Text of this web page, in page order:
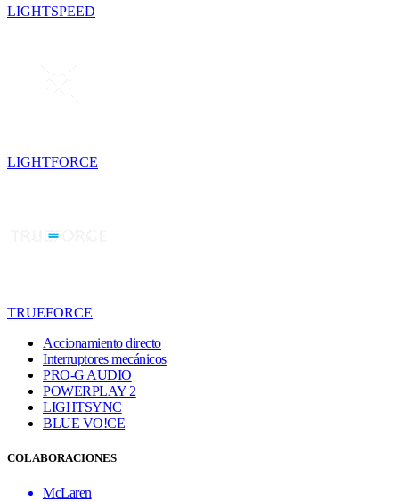
LIGHTSPEED
LIGHTFORCE
TRUEFORCE
Accionamiento directo
Interruptores mecánicos
PRO-G AUDIO
POWERPLAY 2
LIGHTSYNC
BLUE VO!CE
COLABORACIONES
McLaren